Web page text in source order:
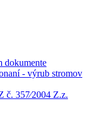
dokumente
- výrub stromov
č. 357⁄2004 Z.z.